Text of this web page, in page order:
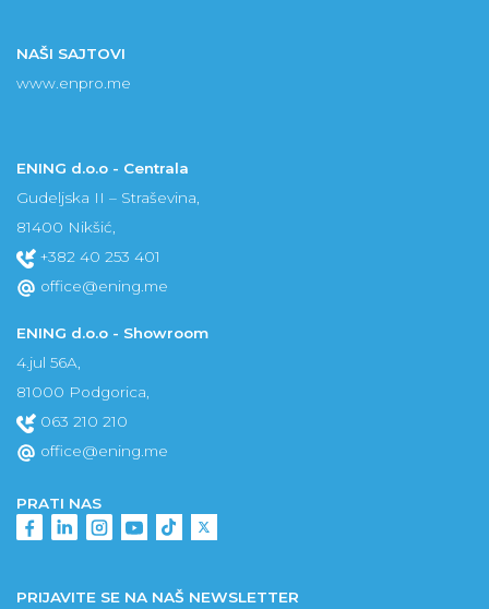
NAŠI SAJTOVI
www.enpro.me
PRIJAVITE SE NA NAŠ NEWSLETTER
ENING d.o.o - Centrala
Gudeljska II – Straševina,
81400 Nikšić,
+382 40 253 401
office@ening.me
ENING d.o.o - Showroom
4.jul 56A,
81000 Podgorica,
063 210 210
office@ening.me
PRATI NAS